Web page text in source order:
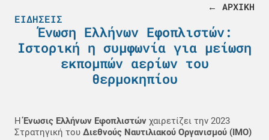
← ΑΡΧΙΚΗ
ΕΙΔΉΣΕΙΣ
Ένωση Ελλήνων Εφοπλιστών:
Ιστορική η συμφωνία για μείωση
εκπομπών αερίων του
θερμοκηπίου
ΗΈνωσις Ελλήνων Εφοπλιστών χαιρετίζει την 2023
Στρατηγική του Διεθνούς Ναυτιλιακού Οργανισμού (ΙΜΟ)